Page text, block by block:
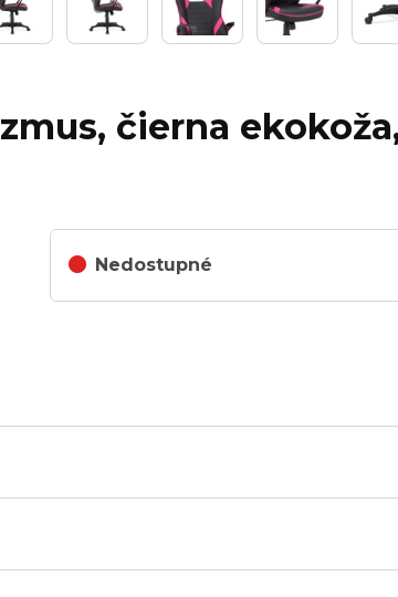
čierna
Nedostupné